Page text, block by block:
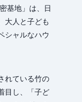
基地」は、日
大人と子ども
シャルなハウ
れている竹の
目し、「子ど